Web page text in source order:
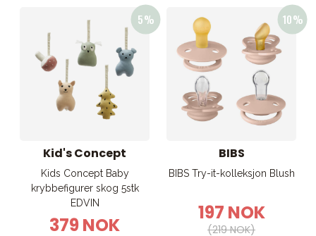
Kid's Concept
Kids Concept Baby
krybbefigurer skog 5stk
EDVIN
379 NOK
BIBS
BIBS Try-it-kolleksjon Blush
197 NOK
(219 NOK)